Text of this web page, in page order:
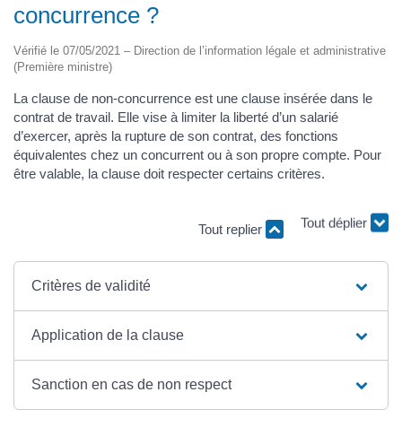
concurrence ?
Vérifié le 07/05/2021 – Direction de l’information légale et administrative
(Première ministre)
La clause de non-concurrence est une clause insérée dans le
contrat de travail. Elle vise à limiter la liberté d’un salarié
d’exercer, après la rupture de son contrat, des fonctions
équivalentes chez un concurrent ou à son propre compte. Pour
être valable, la clause doit respecter certains critères.
Tout replier Tout déplier
Critères de validité
Application de la clause
Sanction en cas de non respect